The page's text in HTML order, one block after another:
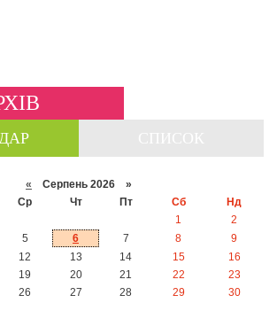
« Серпень 2026 »
Ср Чт Пт Сб
Нд
1
2
5 6 7 8
9
12 13 14 15
16
19 20 21 22
23
26 27 28 29
30